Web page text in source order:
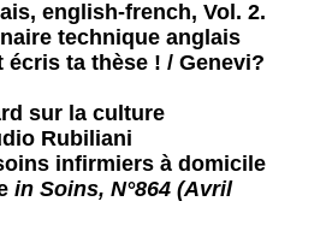
english-french, Vol. 2.
technique anglais
écris ta thèse ! / Genevi?
sur la culture
Rubiliani
infirmiers à domicile
in Soins, N°864 (Avril